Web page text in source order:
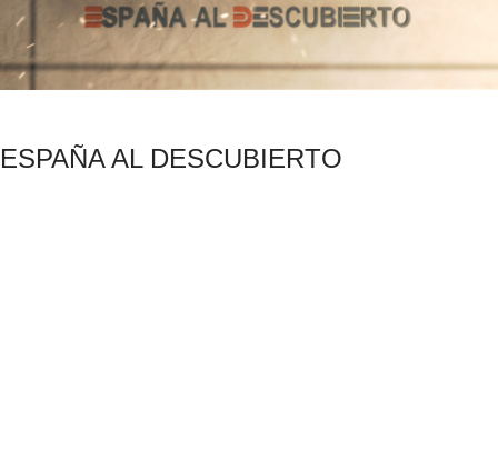
ESPAÑA AL DESCUBIERTO